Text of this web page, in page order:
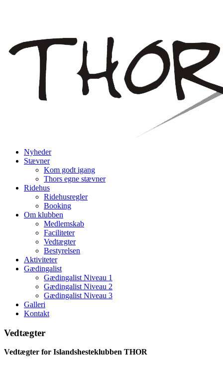
Nyheder
Stævner
Kom godt igang
Thors egne stævner
Ridehus
Ridehusregler
Booking
Om klubben
Medlemskab
Faciliteter
Vedtægter
Bestyrelsen
Aktiviteter
Gædingalist
Gædingalist Niveau 1
Gædingalist Niveau 2
Gædingalist Niveau 3
Galleri
Kontakt
Vedtægter
Vedtægter for Islandshesteklubben THOR